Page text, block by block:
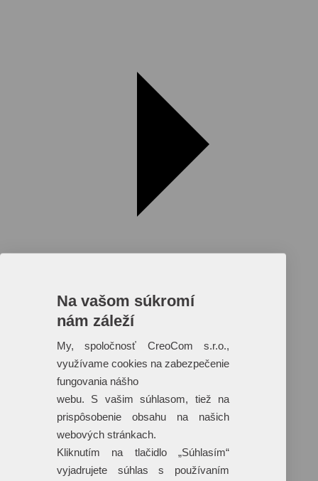
Reklamné predmety s plnofarebnou
potlačou
Dáždniky
Tašky
Hračky
Klobúky
Na vašom súkromí
nám záleží
My, spoločnosť CreoCom s.r.o.,
využívame cookies na zabezpečenie
fungovania nášho
webu. S vašim súhlasom, tiež na
prispôsobenie obsahu na našich
webových stránkach.
Kliknutím na tlačidlo „Súhlasím“
vyjadrujete súhlas s používaním